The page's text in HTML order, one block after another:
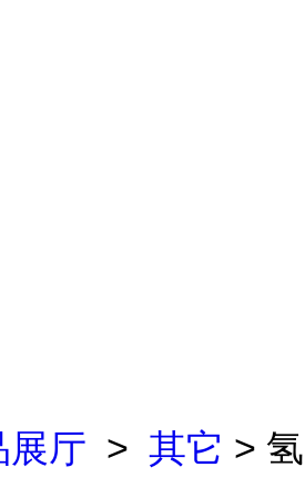
展厅 > 其它 > 氢